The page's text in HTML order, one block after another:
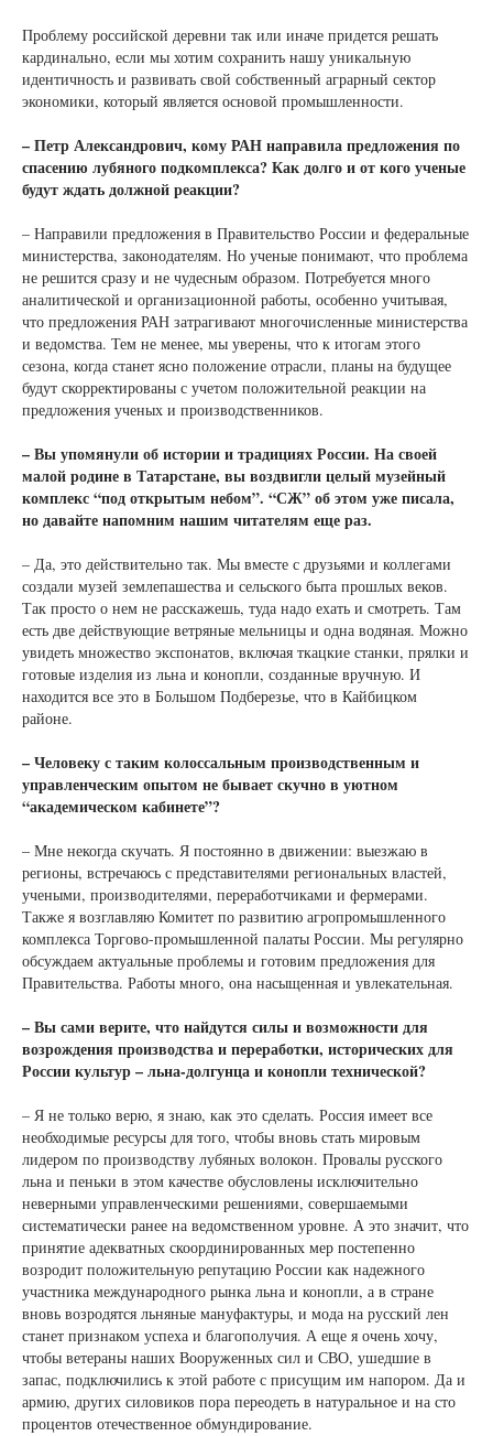
Проблему российской деревни так или иначе придется решать
кардинально, если мы хотим сохранить нашу уникальную
идентичность и развивать свой собственный аграрный сектор
экономики, который является основой промышленности.
– Петр Александрович, кому РАН направила предложения по
спасению лубяного подкомплекса? Как долго и от кого ученые
будут ждать должной реакции?
– Направили предложения в Правительство России и федеральные
министерства, законодателям. Но ученые понимают, что проблема
не решится сразу и не чудесным образом. Потребуется много
аналитической и организационной работы, особенно учитывая,
что предложения РАН затрагивают многочисленные министерства
и ведомства. Тем не менее, мы уверены, что к итогам этого
сезона, когда станет ясно положение отрасли, планы на будущее
будут скорректированы с учетом положительной реакции на
предложения ученых и производственников.
– Вы упомянули об истории и традициях России. На своей
малой родине в Татарстане, вы воздвигли целый музейный
комплекс “под открытым небом”. “СЖ” об этом уже писала,
но давайте напомним нашим читателям еще раз.
– Да, это действительно так. Мы вместе с друзьями и коллегами
создали музей землепашества и сельского быта прошлых веков.
Так просто о нем не расскажешь, туда надо ехать и смотреть. Там
есть две действующие ветряные мельницы и одна водяная. Можно
увидеть множество экспонатов, включая ткацкие станки, прялки и
готовые изделия из льна и конопли, созданные вручную. И
находится все это в Большом Подберезье, что в Кайбицком
районе.
– Человеку с таким колоссальным производственным и
управленческим опытом не бывает скучно в уютном
“академическом кабинете”?
– Мне некогда скучать. Я постоянно в движении: выезжаю в
регионы, встречаюсь с представителями региональных властей,
учеными, производителями, переработчиками и фермерами.
Также я возглавляю Комитет по развитию агропромышленного
комплекса Торгово-промышленной палаты России. Мы регулярно
обсуждаем актуальные проблемы и готовим предложения для
Правительства. Работы много, она насыщенная и увлекательная.
– Вы сами верите, что найдутся силы и возможности для
возрождения производства и переработки, исторических для
России культур – льна-долгунца и конопли технической?
– Я не только верю, я знаю, как это сделать. Россия имеет все
необходимые ресурсы для того, чтобы вновь стать мировым
лидером по производству лубяных волокон. Провалы русского
льна и пеньки в этом качестве обусловлены исключительно
неверными управленческими решениями, совершаемыми
систематически ранее на ведомственном уровне. А это значит, что
принятие адекватных скоординированных мер постепенно
возродит положительную репутацию России как надежного
участника международного рынка льна и конопли, а в стране
вновь возродятся льняные мануфактуры, и мода на русский лен
станет признаком успеха и благополучия. А еще я очень хочу,
чтобы ветераны наших Вооруженных сил и СВО, ушедшие в
запас, подключились к этой работе с присущим им напором. Да и
армию, других силовиков пора переодеть в натуральное и на сто
процентов отечественное обмундирование.